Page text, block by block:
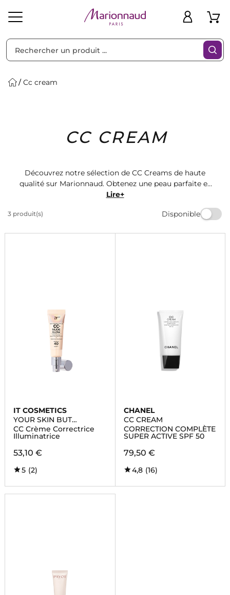
Homme Marques Idées
Cadeaux
Cc cream
CC CREAM
Découvrez notre sélection de CC Creams de haute
qualité sur Marionnaud. Obtenez une peau parfaite et
lumineuse avec nos produits de maquillage. Choisissez
trouver la CC Cream qui convient le mieux à votre
Lire+
3 produit(s) Disponible
Filtres
IT COSMETICS
YOUR SKIN BUT
BETTER™ CC+ CREAM
NUDE GLOW
CC Crème Correctrice
Illuminatrice
53,10 €
5 (2)
CHANEL
CC CREAM
CORRECTION COMPLÈTE
SUPER ACTIVE SPF 50
79,50 €
4,8 (16)